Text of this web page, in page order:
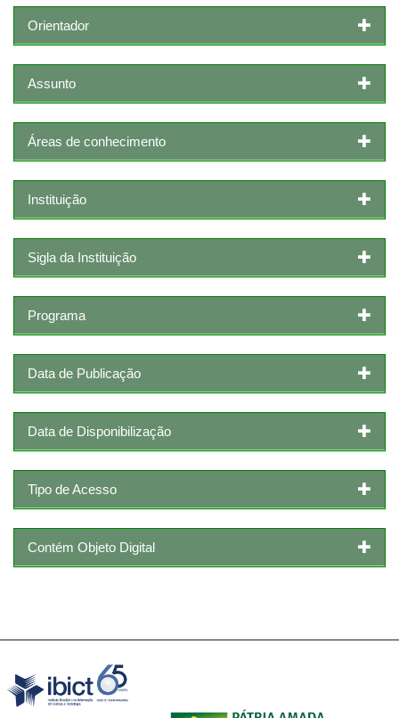
Orientador
Assunto
Áreas de conhecimento
Instituição
Sigla da Instituição
Programa
Data de Publicação
Data de Disponibilização
Tipo de Acesso
Contém Objeto Digital